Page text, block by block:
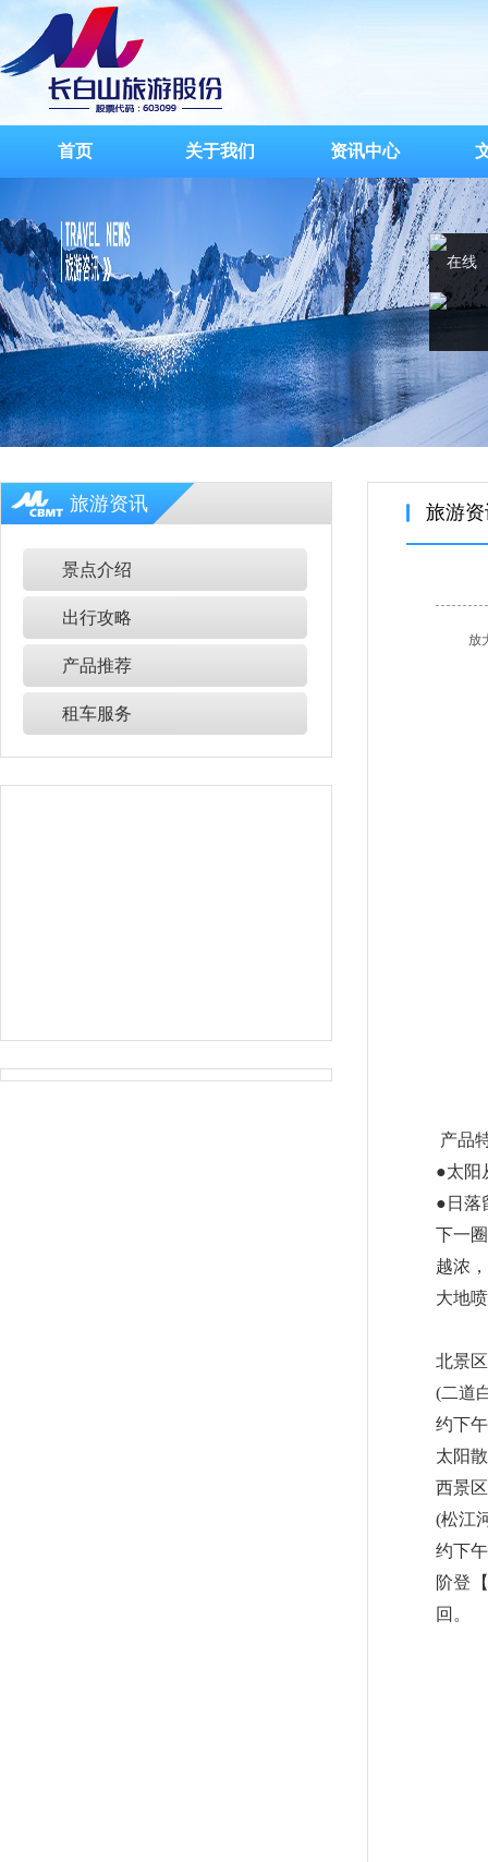
首页 关于我们 资讯中心
旅游资讯
景点介绍
出行攻略
产品推荐
租车服务
旅游
放
产品
●太阳
●日落
下一
越浓
大地
北景
(二道
约下
太阳
西景
(松江
约下
阶登
回。
在线